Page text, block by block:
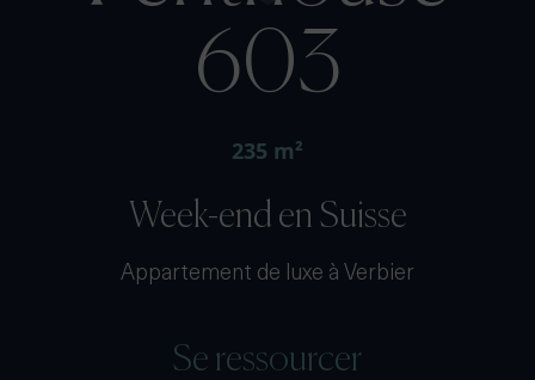
603
235 m²
Week-end en Suisse
Appartement de luxe à Verbier
Se ressourcer